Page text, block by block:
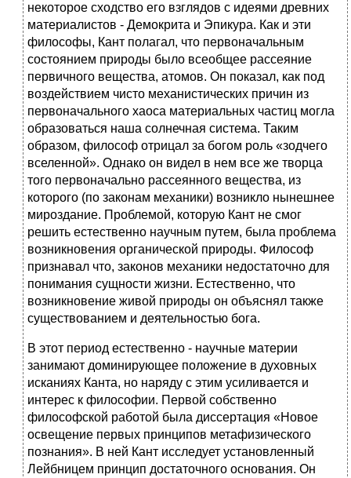
некоторое сходство его взглядов с идеями древних
материалистов - Демокрита и Эпикура. Как и эти
философы, Кант полагал, что первоначальным
состоянием природы было всеобщее рассеяние
первичного вещества, атомов. Он показал, как под
воздействием чисто механистических причин из
первоначального хаоса материальных частиц могла
образоваться наша солнечная система. Таким
образом, философ отрицал за богом роль «зодчего
вселенной». Однако он видел в нем все же творца
того первоначально рассеянного вещества, из
которого (по законам механики) возникло нынешнее
мироздание. Проблемой, которую Кант не смог
решить естественно научным путем, была проблема
возникновения органической природы. Философ
признавал что, законов механики недостаточно для
понимания сущности жизни. Естественно, что
возникновение живой природы он объяснял также
существованием и деятельностью бога.
В этот период естественно - научные материи
занимают доминирующее положение в духовных
исканиях Канта, но наряду с этим усиливается и
интерес к философии. Первой собственно
философской работой была диссертация «Новое
освещение первых принципов метафизического
познания». В ней Кант исследует установленный
Лейбницем принцип достаточного основания. Он